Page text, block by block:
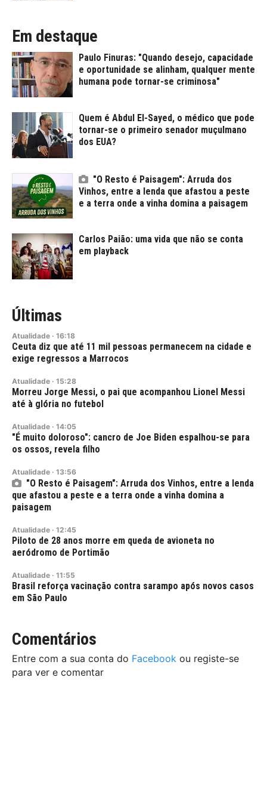
Em destaque
Paulo Finuras: "Quando desejo, capacidade
e oportunidade se alinham, qualquer mente
humana pode tornar-se criminosa"
Quem é Abdul El-Sayed, o médico que pode
tornar-se o primeiro senador muçulmano
dos EUA?
"O Resto é Paisagem": Arruda dos
Vinhos, entre a lenda que afastou a peste
e a terra onde a vinha domina a paisagem
Carlos Paião: uma vida que não se conta
em playback
Últimas
Atualidade · 16:18
Ceuta diz que até 11 mil pessoas permanecem na cidade e
exige regressos a Marrocos
Atualidade · 15:28
Morreu Jorge Messi, o pai que acompanhou Lionel Messi
até à glória no futebol
Atualidade · 14:05
"É muito doloroso": cancro de Joe Biden espalhou-se para
os ossos, revela filho
Atualidade · 13:56
"O Resto é Paisagem": Arruda dos Vinhos, entre a lenda
que afastou a peste e a terra onde a vinha domina a
paisagem
Atualidade · 12:45
Piloto de 28 anos morre em queda de avioneta no
aeródromo de Portimão
Atualidade · 11:55
Brasil reforça vacinação contra sarampo após novos casos
em São Paulo
Comentários
Entre com a sua conta do Facebook ou registe-se
para ver e comentar